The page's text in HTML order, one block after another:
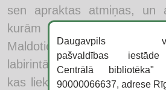
sen apraktas atmiņas, un
kurām nekad
Maldoties arvien dziļāk
labirintā, atklājas Marka
kas liek abām pārvērtēt
Daugavpils
pašvaldības
Centrālā
90000066637, adrese